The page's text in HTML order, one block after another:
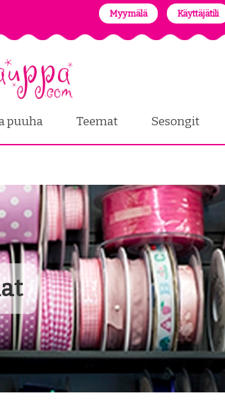
Myymälä Käyttäjätili
puuha Teemat Sesongit